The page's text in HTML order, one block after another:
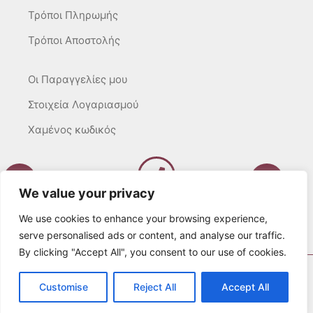
We value your privacy
We use cookies to enhance your browsing experience,
serve personalised ads or content, and analyse our traffic.
By clicking "Accept All", you consent to our use of cookies.
Customise Reject All Accept All
Τρόποι Πληρωμής
Τρόποι Αποστολής
Οι Παραγγελίες μου
Στοιχεία Λογαριασμού
Χαμένος κωδικός
Καλέστε μας
Δευτ – Τετ. – Σαβ. : 10:00 – 15:00
Τρίτ. – Πέμπτ. – Παρ. : 10:00 – 21:00
© 2022 Λευκά Όνειρα All rights Reserved